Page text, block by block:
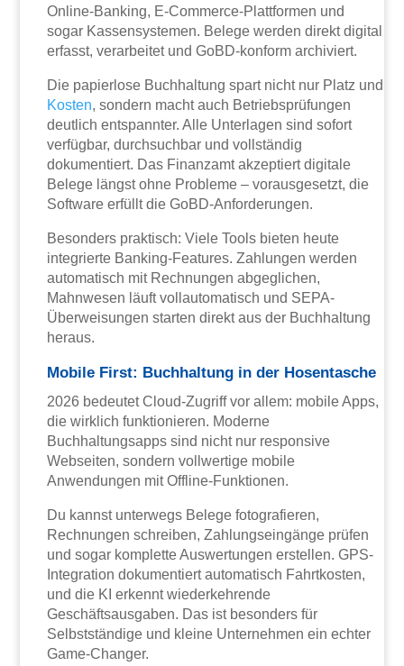
Online-Banking, E-Commerce-Plattformen und
sogar Kassensystemen. Belege werden direkt digital
erfasst, verarbeitet und GoBD-konform archiviert.
Die papierlose Buchhaltung spart nicht nur Platz und
Kosten, sondern macht auch Betriebsprüfungen
deutlich entspannter. Alle Unterlagen sind sofort
verfügbar, durchsuchbar und vollständig
dokumentiert. Das Finanzamt akzeptiert digitale
Belege längst ohne Probleme – vorausgesetzt, die
Software erfüllt die GoBD-Anforderungen.
Besonders praktisch: Viele Tools bieten heute
integrierte Banking-Features. Zahlungen werden
automatisch mit Rechnungen abgeglichen,
Mahnwesen läuft vollautomatisch und SEPA-
Überweisungen starten direkt aus der Buchhaltung
heraus.
Mobile First: Buchhaltung in der Hosentasche
2026 bedeutet Cloud-Zugriff vor allem: mobile Apps,
die wirklich funktionieren. Moderne
Buchhaltungsapps sind nicht nur responsive
Webseiten, sondern vollwertige mobile
Anwendungen mit Offline-Funktionen.
Du kannst unterwegs Belege fotografieren,
Rechnungen schreiben, Zahlungseingänge prüfen
und sogar komplette Auswertungen erstellen. GPS-
Integration dokumentiert automatisch Fahrtkosten,
und die KI erkennt wiederkehrende
Geschäftsausgaben. Das ist besonders für
Selbstständige und kleine Unternehmen ein echter
Game-Changer.